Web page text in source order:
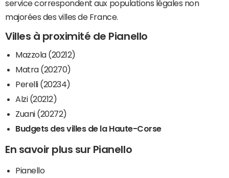
service correspondent aux populations légales non
majorées des villes de France.
Villes à proximité de Pianello
Mazzola (20212)
Matra (20270)
Perelli (20234)
Alzi (20212)
Zuani (20272)
Budgets des villes de la Haute-Corse
En savoir plus sur Pianello
Pianello